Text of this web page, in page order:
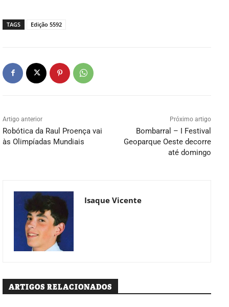
TAGS Edição 5592
Artigo anterior
Robótica da Raul Proença vai
às Olimpíadas Mundiais
Próximo artigo
Bombarral – I Festival
Geoparque Oeste decorre
até domingo
Isaque Vicente
ARTIGOS RELACIONADOS